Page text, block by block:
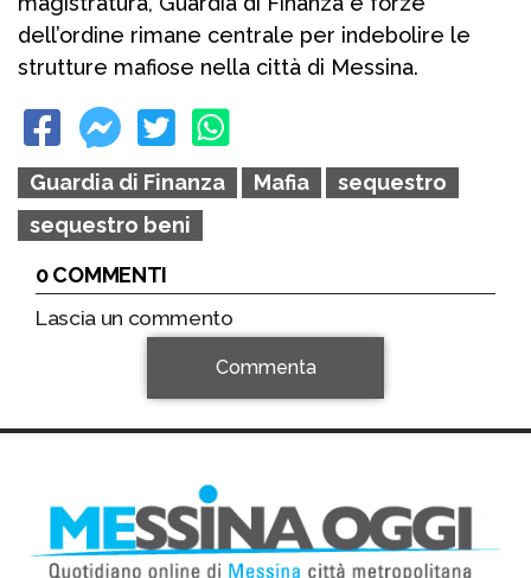
dell’ordine rimane centrale per indebolire le
strutture mafiose nella città di Messina.
Guardia di Finanza Mafia
sequestro
sequestro beni
0 COMMENTI
Lascia un commento
Commenta